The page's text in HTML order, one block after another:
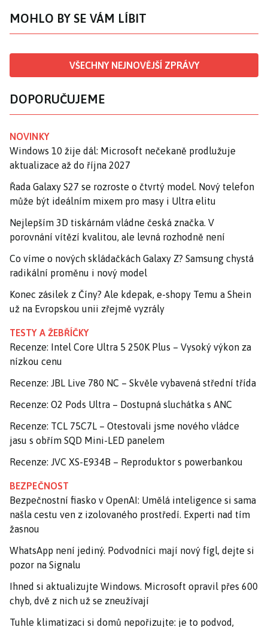
MOHLO BY SE VÁM LÍBIT
VŠECHNY NEJNOVĚJŠÍ ZPRÁVY
DOPORUČUJEME
NOVINKY
Windows 10 žije dál: Microsoft nečekaně prodlužuje
aktualizace až do října 2027
Řada Galaxy S27 se rozroste o čtvrtý model. Nový telefon
může být ideálním mixem pro masy i Ultra elitu
Nejlepším 3D tiskárnám vládne česká značka. V
porovnání vítězí kvalitou, ale levná rozhodně není
Co víme o nových skládačkách Galaxy Z? Samsung chystá
radikální proměnu i nový model
Konec zásilek z Číny? Ale kdepak, e-shopy Temu a Shein
už na Evropskou unii zřejmě vyzrály
TESTY A ŽEBŘÍČKY
Recenze: Intel Core Ultra 5 250K Plus – Vysoký výkon za
nízkou cenu
Recenze: JBL Live 780 NC – Skvěle vybavená střední třída
Recenze: O2 Pods Ultra – Dostupná sluchátka s ANC
Recenze: TCL 75C7L – Otestovali jsme nového vládce
jasu s obřím SQD Mini-LED panelem
Recenze: JVC XS-E934B – Reproduktor s powerbankou
BEZPEČNOST
Bezpečnostní fiasko v OpenAI: Umělá inteligence si sama
našla cestu ven z izolovaného prostředí. Experti nad tím
žasnou
WhatsApp není jediný. Podvodníci mají nový fígl, dejte si
pozor na Signalu
Ihned si aktualizujte Windows. Microsoft opravil přes 600
chyb, dvě z nich už se zneužívají
Tuhle klimatizaci si domů nepořizujte: je to podvod,